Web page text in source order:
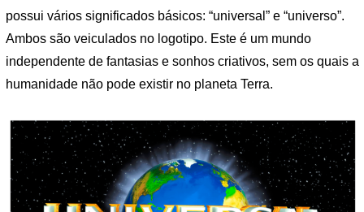
possui vários significados básicos: “universal” e “universo”.
Ambos são veiculados no logotipo. Este é um mundo
independente de fantasias e sonhos criativos, sem os quais a
humanidade não pode existir no planeta Terra.